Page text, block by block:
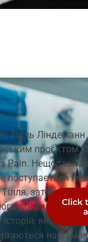
Тілль
проєктом
Pain. Нещодавно
поступається
зате має
донечки-
які
на
Click